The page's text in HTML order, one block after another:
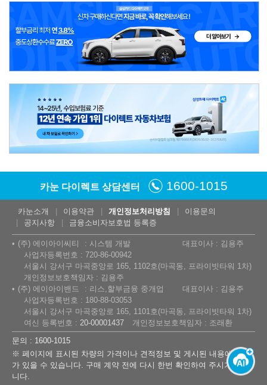
카눈 다이렉트 상담센터 1600-1015
카눈소개 이용약관 개인정보처리방침
이용문의
공지사항
금융소비자보호법 등록증
(주) 에이아이씨티 시스템 개발
대표이사 : 김용주
사업자등록번호 : 720-86-00942
서울시 강서구 마곡중앙로 165, 1102호(마곡동, 프라이빗타워 1차)
개인정보보호책임자 : 김용주
(주) 에이아이밴드
리스,할부금융 중개업
대표이사 : 김용주
사업자등록번호 : 180-88-03053
서울시 강서구 마곡중앙로 165, 1101호(마곡동, 프라이빗타워 1차)
여신 등록번호 : 20-00001437
개인정보보호책임자 : 조래환
문의 : 1600-1015
※ 페이지에 표시된 차량의 가격이나 견적정보 및 게시된 내용에 오류
가 있을 수 있습니다. 구매 계약 전에 다시 한번 확인하여 주시기 바랍
니다.